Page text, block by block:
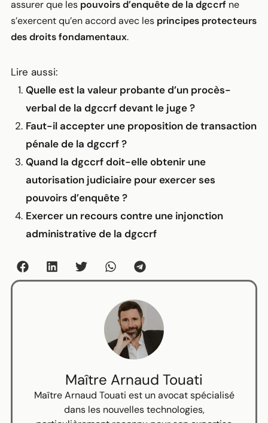
assurer que les pouvoirs d’enquête de la dgccrfne
s’exercent qu’en accord avec les principes protecteurs
des droits fondamentaux.
Lire aussi:
Quelle est la valeur probante d’un procès-
verbal de la dgccrf devant le juge ?
Faut-il accepter une proposition de transaction
pénale de la dgccrf ?
Quand la dgccrf doit-elle obtenir une
autorisation judiciaire pour exercer ses
pouvoirs d’enquête ?
Exercer un recours contre une injonction
administrative de la dgccrf
Maître Arnaud Touati
Maître Arnaud Touati est un avocat spécialisé
dans les nouvelles technologies,